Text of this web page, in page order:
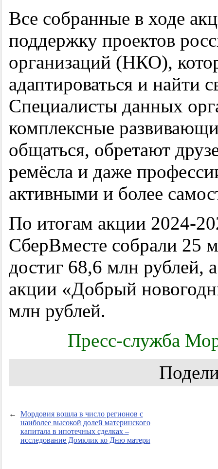
Все собранные в ходе
поддержку проектов
организаций (НКО),
адаптироваться и найти
Специалисты данных
комплексные
общаться, обретают
ремёсла и даже
активными и более
По итогам акции 2024-
СберВместе собрали 25
достиг 68,6 млн рублей,
акции «Добрый
млн рублей.
Пресс-служба
←
Мордовия вошла в число регионов с
наиболее высокой долей материнского
капитала в ипотечных сделках –
исследование Домклик ко Дню матери